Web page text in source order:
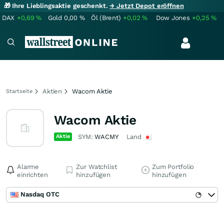
🎁 Ihre Lieblingsaktie geschenkt.→ Jetzt Depot eröffnen
DAX +0,69% Gold 0,00 % Öl (Brent) +0,02% Dow Jones +0,25%
Startseite Aktien Wacom Aktie
Wacom Aktie
Aktie SYM:WACMY Land
Alarme
einrichten
Zur Watchlist
hinzufügen
Zum Portfolio
hinzufügen
Nasdaq OTC